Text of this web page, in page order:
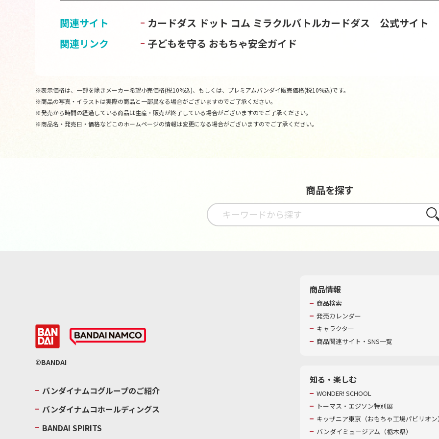
関連サイト カードダス ドット コム ミラクルバトルカードダス 公式サイト
関連リンク
子どもを守る おもちゃ安全ガイド
※表示価格は、一部を除きメーカー希望小売価格(税10%込)、もしくは、プレミアムバンダイ販売価格(税10%込)です。
※商品の写真・イラストは実際の商品と一部異なる場合がございますのでご了承ください。
※発売から時間の経過している商品は生産・販売が終了している場合がございますのでご了承ください。
※商品名・発売日・価格などこのホームページの情報は変更になる場合がございますのでご了承ください。
商品を探す
さが
©BANDAI
バンダイナムコグループのご紹介
バンダイナムコホールディングス
BANDAI SPIRITS
商品情報
商品検索
発売カレンダー
キャラクター
商品関連サイト・SNS一覧
知る・楽しむ
WONDER! SCHOOL
トーマス・エジソン特別展
キッザニア東京（おもちゃ工場パビリオ
バンダイミュージアム（栃木県）